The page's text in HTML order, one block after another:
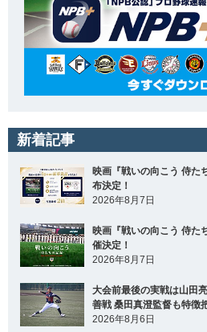
新着記事
映画『戦いの向こう 侍た
布決定！
2026年8月7日
映画『戦いの向こう 侍た
催決定！
2026年8月7日
大会前最後の実戦は山田
善戦 桑田真澄監督も特徴
2026年8月6日